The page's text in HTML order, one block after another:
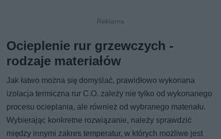
Ocieplenie rur grzewczych -
rodzaje materiałów
Jak łatwo można się domyślać, prawidłowo wykonana
izolacja termiczna rur C.O. zależy nie tylko od wykonanego
procesu ocieplania, ale również od wybranego materiału.
Wybierając konkretne rozwiązanie, należy sprawdzić
między innymi zakres temperatur, w których możliwe jest